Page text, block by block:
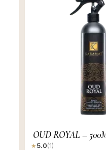
OUD ROYAL –
★5.0(1)